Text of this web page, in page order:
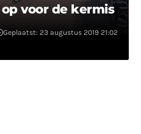
voor de kermis
Geplaatst: 23 augustus 2019 21:02